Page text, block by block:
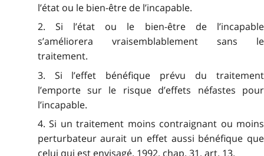
l’état ou le bien-être de l’incapable.
2. Si l’état ou le bien-être de l’incapable
s’améliorera vraisemblablement sans le
traitement.
3. Si l’effet bénéfique prévu du traitement
l’emporte sur le risque d’effets néfastes pour
l’incapable.
4. Si un traitement moins contraignant ou moins
perturbateur aurait un effet aussi bénéfique que
celui qui est envisagé. 1992, chap. 31, art. 13.